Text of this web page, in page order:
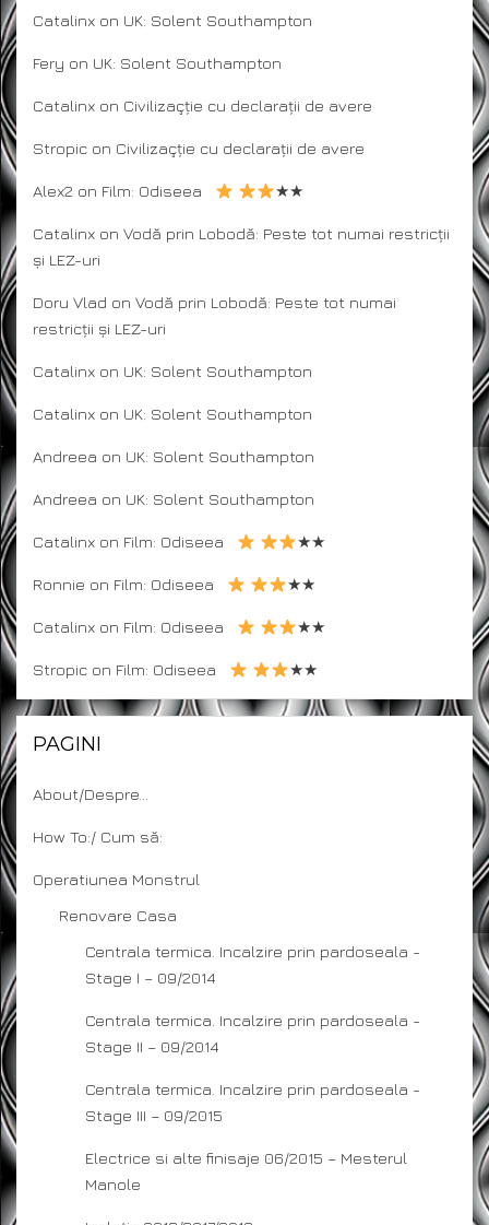
Catalinx on UK: Solent Southampton
Fery on UK: Solent Southampton
Catalinx on Civilizaçție cu declarații de avere
Stropic on Civilizaçție cu declarații de avere
Alex2 on Film: Odiseea ★★
Catalinx on Vodă prin Lobodă: Peste tot numai restricții
și LEZ-uri
Doru Vlad on Vodă prin Lobodă: Peste tot numai
restricții și LEZ-uri
Catalinx on UK: Solent Southampton
Catalinx on UK: Solent Southampton
Andreea on UK: Solent Southampton
Andreea on UK: Solent Southampton
Catalinx on Film: Odiseea ★★
Ronnie on Film: Odiseea ★★
Catalinx on Film: Odiseea ★★
Stropic on Film: Odiseea ★★
PAGINI
About/Despre…
How To:/ Cum să:
Operatiunea Monstrul
Renovare Casa
Centrala termica. Incalzire prin pardoseala -
Stage I – 09/2014
Centrala termica. Incalzire prin pardoseala -
Stage II – 09/2014
Centrala termica. Incalzire prin pardoseala -
Stage III – 09/2015
Electrice si alte finisaje 06/2015 – Mesterul
Manole